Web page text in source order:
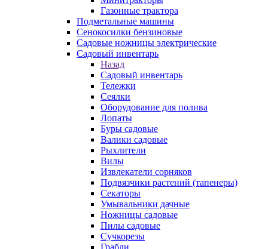
Газонные трактора
Подметальные машины
Сенокосилки бензиновые
Садовые ножницы электрические
Садовый инвентарь
Назад
Садовый инвентарь
Тележки
Сеялки
Оборудование для полива
Лопаты
Буры садовые
Валики садовые
Рыхлители
Вилы
Извлекатели сорняков
Подвязчики растений (тапенеры)
Секаторы
Умывальники дачные
Ножницы садовые
Пилы садовые
Сучкорезы
Грабли